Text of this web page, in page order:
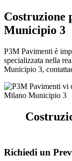
Costruzione
Municipio 3
P3M Pavimenti è
specializzata nella
Municipio 3,
Richiedi un